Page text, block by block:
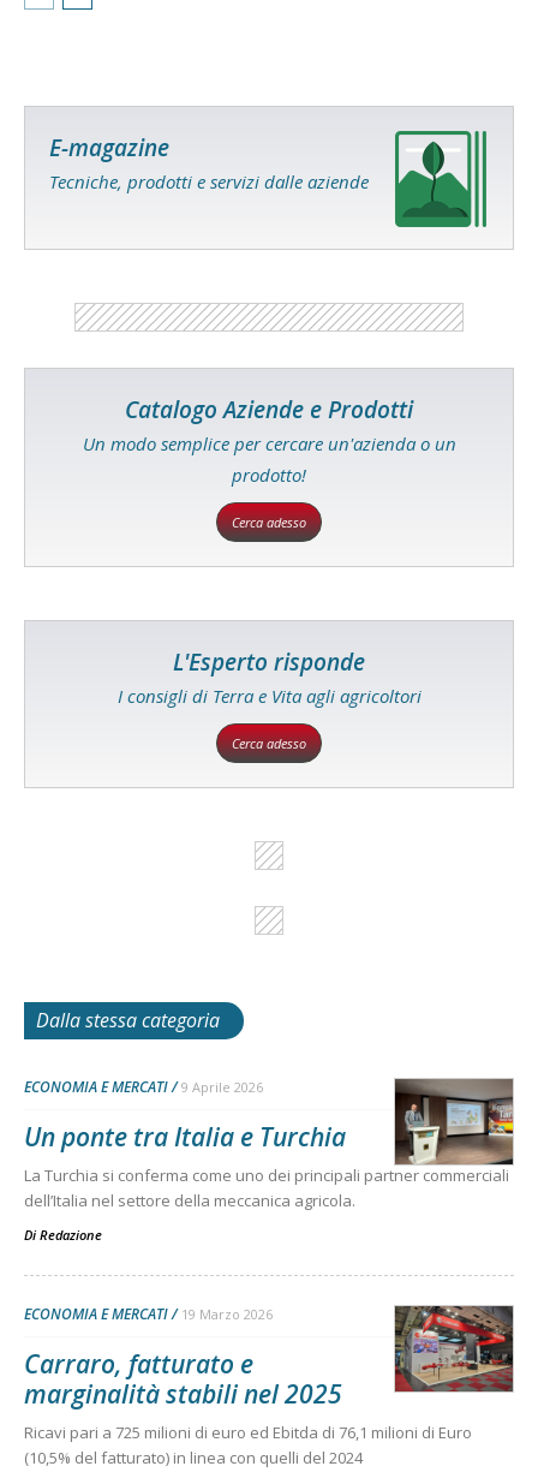
E-magazine
Tecniche, prodotti e servizi dalle aziende
Catalogo Aziende e Prodotti
Un modo semplice per cercare un'azienda o un
prodotto!
Cerca adesso
L'Esperto risponde
I consigli di Terra e Vita agli agricoltori
Cerca adesso
Dalla stessa categoria
ECONOMIA E MERCATI 9 Aprile 2026
Un ponte tra Italia e Turchia
La Turchia si conferma come uno dei principali partner commerciali
dell’Italia nel settore della meccanica agricola.
Di Redazione
ECONOMIA E MERCATI 19 Marzo 2026
Carraro, fatturato e
marginalità stabili nel 2025
Ricavi pari a 725 milioni di euro ed Ebitda di 76,1 milioni di Euro
(10,5% del fatturato) in linea con quelli del 2024